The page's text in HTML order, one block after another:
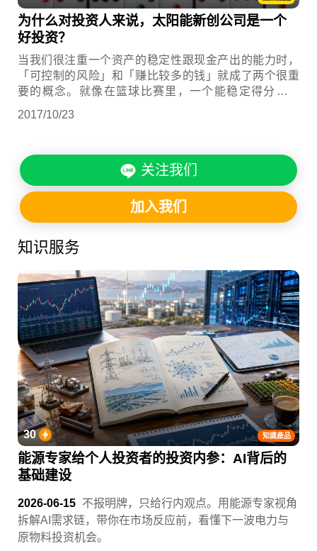
为什么对投资人来说，太阳能新创公司是一个
好投资？
当我们很注重一个资产的稳定性跟现金产出的能力时，
「可控制的风险」和「赚比较多的钱」就成了两个很重
要的概念。就像在篮球比赛里，一个能稳定得分的球
能每场都得20分的球员，还是一个上一场得了30分，下
2017/10/23
关注我们
加入我们
知识服务
知識產品
30
能源专家给个人投资者的投资内参：AI背后的
基础建设
2026-06-15 不报明牌，只给行内观点。用能源专家视角
拆解AI需求链，带你在市场反应前，看懂下一波电力与
原物料投资机会。